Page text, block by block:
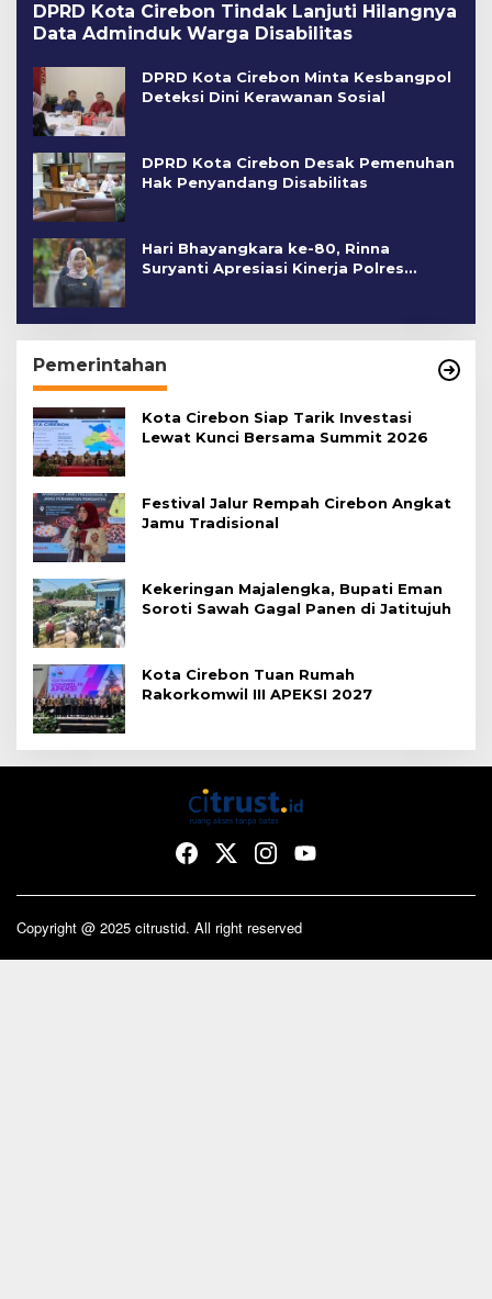
DPRD Kota Cirebon Tindak Lanjuti Hilangnya
Data Adminduk Warga Disabilitas
DPRD Kota Cirebon Minta Kesbangpol
Deteksi Dini Kerawanan Sosial
DPRD Kota Cirebon Desak Pemenuhan
Hak Penyandang Disabilitas
Hari Bhayangkara ke-80, Rinna
Suryanti Apresiasi Kinerja Polres
Pemerintahan
Kota Cirebon Siap Tarik Investasi
Lewat Kunci Bersama Summit 2026
Festival Jalur Rempah Cirebon Angkat
Jamu Tradisional
Kekeringan Majalengka, Bupati Eman
Soroti Sawah Gagal Panen di Jatitujuh
Kota Cirebon Tuan Rumah
Rakorkomwil III APEKSI 2027
Copyright @ 2025 citrustid. All right reserved